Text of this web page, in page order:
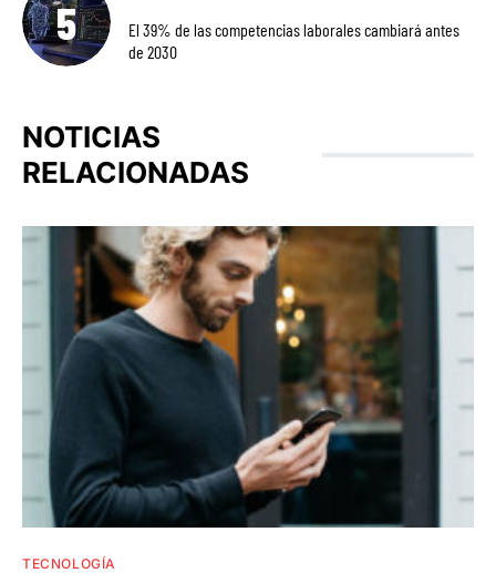
El 39% de las competencias laborales cambiará antes
de 2030
NOTICIAS
RELACIONADAS
TECNOLOGÍA